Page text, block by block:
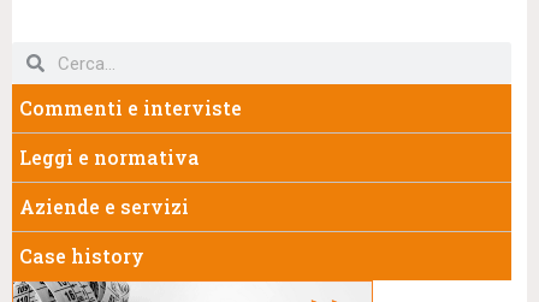
Commenti e interviste
Leggi e normativa
Aziende e servizi
Case history